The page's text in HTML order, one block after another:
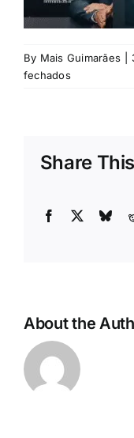
Rubricas
Jornal
By Mais Guimarães
fechadosem
Share
Facebook
About the